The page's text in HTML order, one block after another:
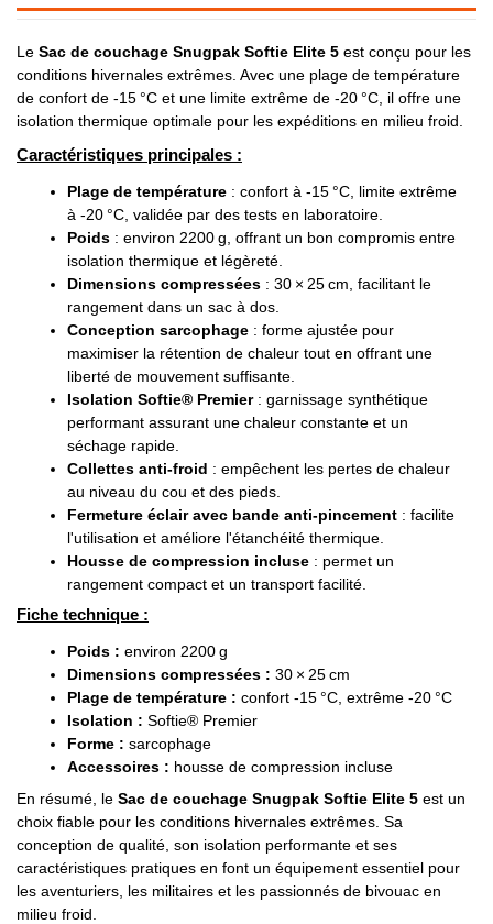
Le Sac de couchage Snugpak Softie Elite 5 est conçu pour les
conditions hivernales extrêmes. Avec une plage de température
de confort de -15 °C et une limite extrême de -20 °C, il offre une
isolation thermique optimale pour les expéditions en milieu froid.
Caractéristiques principales :
Plage de température : confort à -15 °C, limite extrême
à -20 °C, validée par des tests en laboratoire.
Poids : environ 2200 g, offrant un bon compromis entre
isolation thermique et légèreté.
Dimensions compressées : 30 × 25 cm, facilitant le
rangement dans un sac à dos.
Conception sarcophage : forme ajustée pour
maximiser la rétention de chaleur tout en offrant une
liberté de mouvement suffisante.
Isolation Softie® Premier: garnissage synthétique
performant assurant une chaleur constante et un
séchage rapide.
Collettes anti-froid : empêchent les pertes de chaleur
au niveau du cou et des pieds.
Fermeture éclair avec bande anti-pincement : facilite
l'utilisation et améliore l'étanchéité thermique.
Housse de compression incluse : permet un
rangement compact et un transport facilité.
Fiche technique :
Poids : environ 2200 g
Dimensions compressées : 30 × 25 cm
Plage de température : confort -15 °C, extrême -20 °C
Isolation : Softie® Premier
Forme : sarcophage
Accessoires : housse de compression incluse
En résumé, le Sac de couchage Snugpak Softie Elite 5 est un
choix fiable pour les conditions hivernales extrêmes. Sa
conception de qualité, son isolation performante et ses
caractéristiques pratiques en font un équipement essentiel pour
les aventuriers, les militaires et les passionnés de bivouac en
milieu froid.